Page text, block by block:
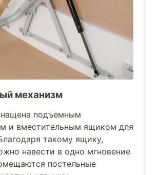
механизм
подъемным
и вместительным ящиком для
такому ящику,
навести в одно мгновение
постельные